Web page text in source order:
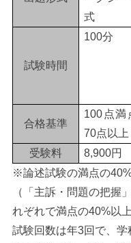
式
試験時間
100分
合格基準
100点満
70点以上
受験料 8,900円
※論述試験の満点の
（「主訴・問題の把握
れぞれで満点の40%以
試験回数は年3回で、